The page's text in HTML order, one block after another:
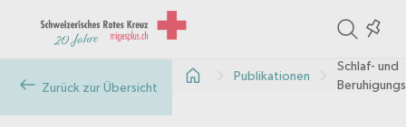
the
Zurück zur Übersicht
Publikationen
Schlaf- und